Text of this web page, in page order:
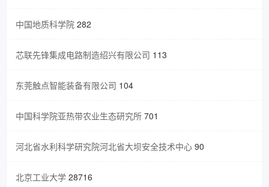
中国地质科学院 282
芯联先锋集成电路制造绍兴有限公司 113
东莞触点智能装备有限公司 104
中国科学院亚热带农业生态研究所 701
河北省水利科学研究院河北省大坝安全技术中心 90
北京工业大学 28716